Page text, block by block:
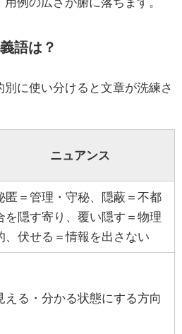
語は？
に使い分けると文章が洗練さ
ニュアンス
匿＝管理・守秘、隠蔽＝不都
を隠す寄り、覆い隠す＝物理
、伏せる＝情報を出さない
える・分かる状態にする方向